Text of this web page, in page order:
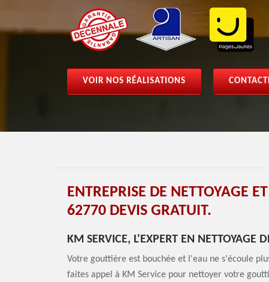
VOIR NOS RÉALISATIONS
ENTREPRISE DE NETTOYAGE
62770 DEVIS GRATUIT.
KM SERVICE, L'EXPERT EN NETTOYAGE
Votre gouttière est bouchée et l'eau ne s'écoule
faites appel à KM Service pour nettoyer votre